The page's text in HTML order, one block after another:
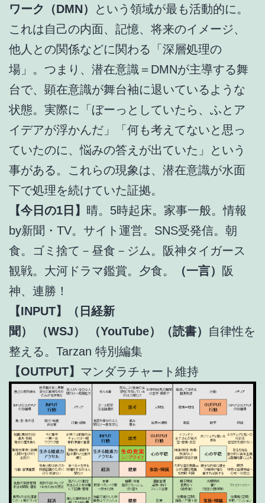
ワーク（DMN）
という領域が最も活動的に。
これは自己の内面、記憶、将来のイメージ、
他人との関係などに関わる「深層処理の
場」。つまり、潜在意識＝DMNが主導する舞
台で、顕在意識が舞台袖に退いているような
状態。実際に「ぼーっとしていたら、ふとア
イデアが浮かんだ」「何も考えてないと思っ
ていたのに、悩みの答えが出ていた」という
事がある。これらの現象は、潜在意識が水面
下で処理を続けていた証拠。
【今日の1日】 晴。5時起床。家事一般。情報
by新聞・TV。サイト運営。SNS受発信。朝
食。ゴミ捨て－昼食－ジム。阪神タイガース
観戦。大河ドラマ鑑賞。夕食。
（一言） 阪
神、連勝！
【INPUT】（日経新
聞）
（WSJ） （YouTube）（読書） 自律性を
整える。Tarzan 特別編集
【OUTPUT】 マンダラチャート維持